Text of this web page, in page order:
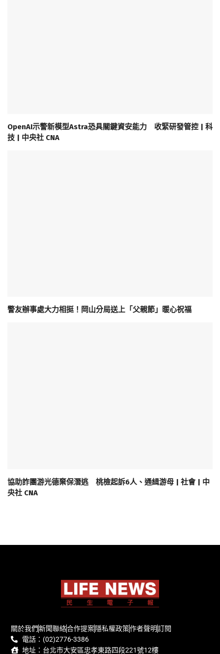
OpenAI示警新模型Astra恐具關鍵資安能力 收緊研發管控 | 科
技 | 中央社 CNA
警友辦事處大力相挺！岡山分局送上「父親節」暖心祝福
協助詐團游光德棄保潛逃 桃檢起訴6人、通緝游母 | 社會 | 中
央社 CNA
關於我們新聞聯絡合作提案隱私權政策作者聲明訂閱
電話：(02)2776-3386
地址：台北市大安區忠孝東路四段221號12樓